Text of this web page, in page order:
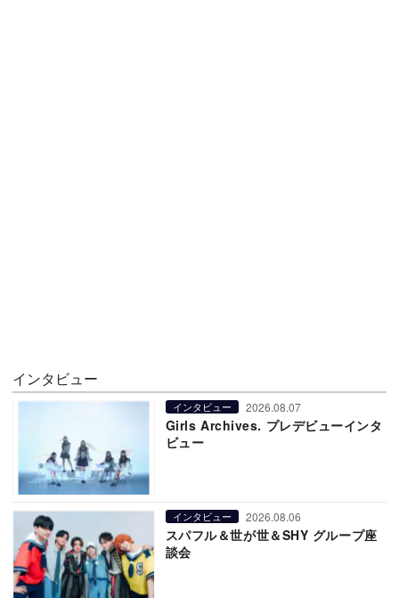
インタビュー
インタビュー 2026.08.07
Girls Archives. プレデビューインタ
ビュー
インタビュー 2026.08.06
スパフル＆世が世＆SHY グループ座
談会